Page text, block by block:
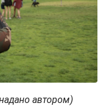
автором)